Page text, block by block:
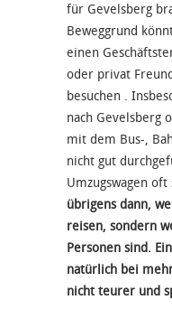
für Gevelsberg
Beweggrund
einen
oder privat
besuchen .
nach Gevelsberg
mit dem Bus-,
nicht gut
Umzugswagen
übrigens dann,
reisen, sondern
Personen sind.
natürlich bei
nicht teurer und